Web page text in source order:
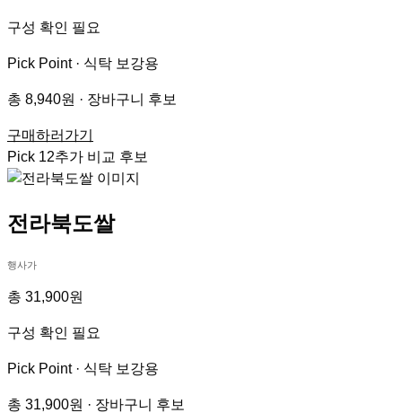
구성 확인 필요
Pick Point · 식탁 보강용
총 8,940원 · 장바구니 후보
구매하러가기
Pick 12추가 비교 후보
전라북도쌀
행사가
총 31,900원
구성 확인 필요
Pick Point · 식탁 보강용
총 31,900원 · 장바구니 후보